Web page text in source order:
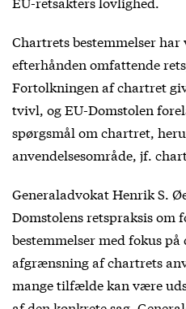
Chartrets bestemmelser
efterhånden omfattende
Fortolkningen af chartret
tvivl, og EU-Domstolen
spørgsmål om chartret,
anvendelsesområde, jf.
Generaladvokat Henrik S.
Domstolens retspraksis
bestemmelser med fokus på
afgrænsning af chartrets
mange tilfælde kan være